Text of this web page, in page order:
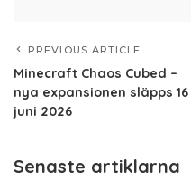
PREVIOUS ARTICLE
Minecraft Chaos Cubed –
nya expansionen släpps 16
juni 2026
Senaste artiklarna